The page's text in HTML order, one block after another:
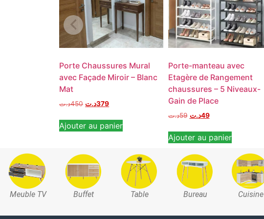
Porte Chaussures Mural
avec Façade Miroir – Blanc
Mat
450د.ت 379د.ت
Ajouter au panier
Porte-manteau avec
Etagère de Rangement
chaussures – 5 Niveaux-
Gain de Place
59د.ت 49د.ت
Ajouter au panier
Meuble TV Buffet Table Bureau Cuisine